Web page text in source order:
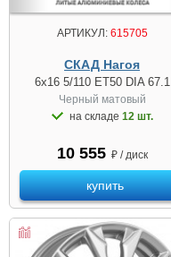
АРТИКУЛ:615705
СКАД Нагоя
6x16 5/110 ET50 DIA 67.1
Черный матовый
на складе 12 шт.
10 555 ₽ / диск
купить